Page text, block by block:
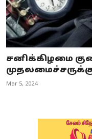
சனிக்கிழமை
Mar 5, 2024